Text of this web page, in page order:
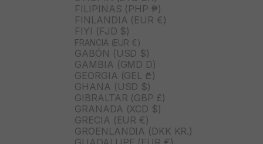
FILIPINAS (PHP ₱)
FINLANDIA (EUR €)
FIYI (FJD $)
FRANCIA (EUR €)
GABÓN (USD $)
GAMBIA (GMD D)
GEORGIA (GEL ₾)
GHANA (USD $)
GIBRALTAR (GBP £)
GRANADA (XCD $)
GRECIA (EUR €)
GROENLANDIA (DKK KR.)